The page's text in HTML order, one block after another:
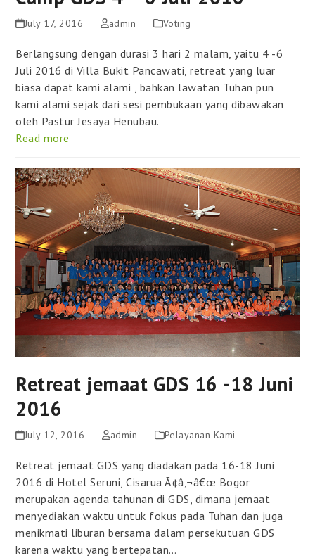
July 17, 2016 admin Voting
Berlangsung dengan durasi 3 hari 2 malam, yaitu 4 -6
Juli 2016 di Villa Bukit Pancawati, retreat yang luar
biasa dapat kami alami , bahkan lawatan Tuhan pun
kami alami sejak dari sesi pembukaan yang dibawakan
oleh Pastur Jesaya Henubau.
Read more
Retreat jemaat GDS 16 -18 Juni
2016
July 12, 2016 admin Pelayanan Kami
Retreat jemaat GDS yang diadakan pada 16-18 Juni
2016 di Hotel Seruni, Cisarua Ã¢â‚¬â€œ Bogor
merupakan agenda tahunan di GDS, dimana jemaat
menyediakan waktu untuk fokus pada Tuhan dan juga
menikmati liburan bersama dalam persekutuan GDS
karena waktu yang bertepatan…